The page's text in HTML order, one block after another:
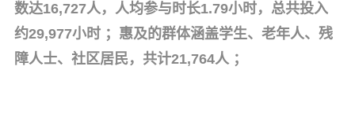
数达16,727人，人均参与时长1.79小时，总共投入
约29,977小时 ；惠及的群体涵盖学生、老年人、残
障人士、社区居民，共计21,764人 ；